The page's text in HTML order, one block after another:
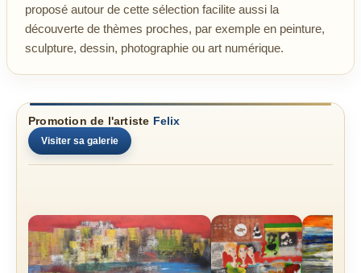
proposé autour de cette sélection facilite aussi la
découverte de thèmes proches, par exemple en peinture,
sculpture, dessin, photographie ou art numérique.
Promotion de l'artiste Felix
Visiter sa galerie